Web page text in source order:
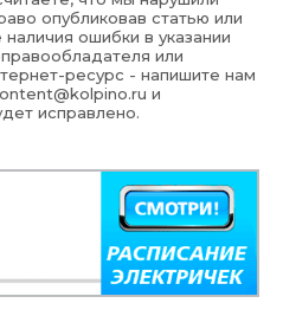
опубликовав статью или
ошибки в указании
или
ресурс - напишите нам
и
исправлено.